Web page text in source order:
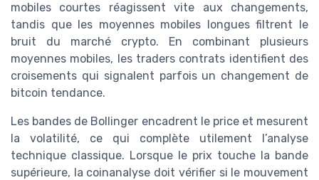
mobiles courtes réagissent vite aux changements,
tandis que les moyennes mobiles longues filtrent le
bruit du marché crypto. En combinant plusieurs
moyennes mobiles, les traders contrats identifient des
croisements qui signalent parfois un changement de
bitcoin tendance.
Les bandes de Bollinger encadrent le price et mesurent
la volatilité, ce qui complète utilement l’analyse
technique classique. Lorsque le prix touche la bande
supérieure, la coinanalyse doit vérifier si le mouvement